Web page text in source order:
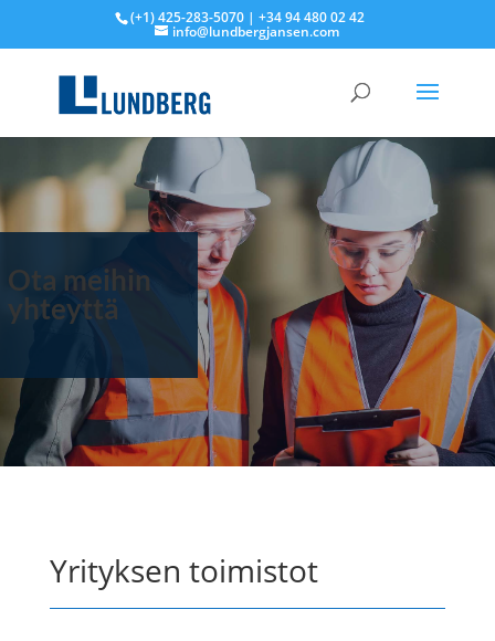
(+1) 425-283-5070 | +34 94 480 02 42
info@lundbergjansen.com
Ota meihin
yhteyttä
Yrityksen toimistot